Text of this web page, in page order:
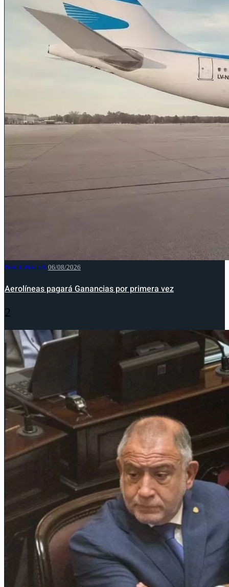
NACIONALES 06/08/2026
Aerolíneas pagará Ganancias por primera vez
2